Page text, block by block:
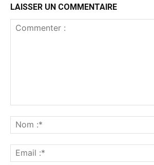
LAISSER UN COMMENTAIRE